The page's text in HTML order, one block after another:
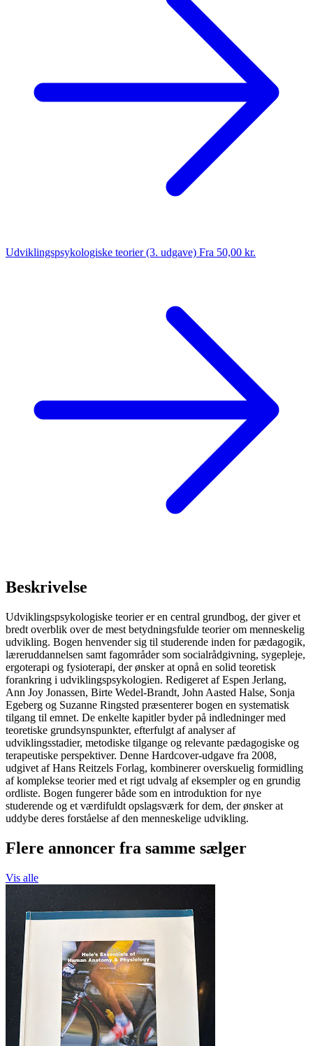
Udviklingspsykologiske teorier (3. udgave) Fra 50,00 kr.
Beskrivelse
Udviklingspsykologiske teorier er en central grundbog, der giver et
bredt overblik over de mest betydningsfulde teorier om menneskelig
udvikling. Bogen henvender sig til studerende inden for pædagogik,
læreruddannelsen samt fagområder som socialrådgivning, sygepleje,
ergoterapi og fysioterapi, der ønsker at opnå en solid teoretisk
forankring i udviklingspsykologien. Redigeret af Espen Jerlang,
Ann Joy Jonassen, Birte Wedel-Brandt, John Aasted Halse, Sonja
Egeberg og Suzanne Ringsted præsenterer bogen en systematisk
tilgang til emnet. De enkelte kapitler byder på indledninger med
teoretiske grundsynspunkter, efterfulgt af analyser af
udviklingsstadier, metodiske tilgange og relevante pædagogiske og
terapeutiske perspektiver. Denne Hardcover-udgave fra 2008,
udgivet af Hans Reitzels Forlag, kombinerer overskuelig formidling
af komplekse teorier med et rigt udvalg af eksempler og en grundig
ordliste. Bogen fungerer både som en introduktion for nye
studerende og et værdifuldt opslagsværk for dem, der ønsker at
uddybe deres forståelse af den menneskelige udvikling.
Flere annoncer fra samme sælger
Vis alle